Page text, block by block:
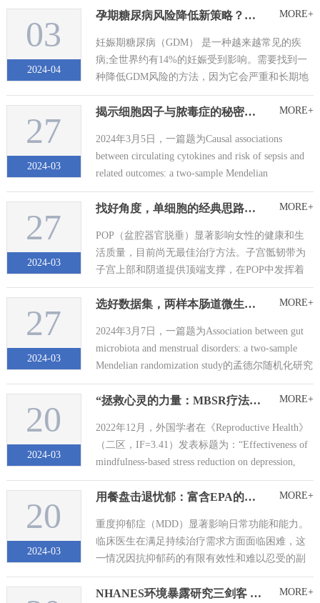
治疗方案，为患者提供更精准的医疗服务。然
一个至关重要的阶段——变...
03
2024-04
孕期糖尿病风险降低新策略？超重孕妇鱼油与益生菌干预效果揭秘 MORE+
妊娠期糖尿病（GDM） 是一种越来越常见的疾
病;全世界约有14%的妊娠受到影响。需要找到一
种降低GDM风险的方法，因为它会严重和长期地
影响母亲和孩子的健康。由于GDM明显与肥胖有
关，因此降低风险的干预措施通常侧重于生活方
结果，强调了新的预防方法的必要...
27
2024-03
揭示细胞因子与脓毒症的秘密：孟德尔随机化研究的新发现 MORE+
2024年3月5日，一篇题为Causal associations
between circulating cytokines and risk of sepsis and
related outcomes: a two-sample Mendelian
randomization study的孟德尔随机化研...
27
2024-03
找好角度，单细胞的经典思路也能上岸！！！ MORE+
POP（盆腔器官脱垂）显著影响女性的健康和生
活质量，目前尚无最佳治疗方法。子宫骶韧带为
子宫上部和阴道提供顶端支撑，在POP中发挥着
不可或缺的作用。尽管POP已被广泛研究，但其
关键机制尚未完全阐明。特别是，免疫细胞（包
POP病理学中的作用尚不清楚。 那么今天...
27
2024-03
选好数据集，两样本肠道微生物还能发！ MORE+
2024年3月7日，一篇题为Association between gut
microbiota and menstrual disorders: a two-sample
Mendelian randomization study的孟德尔随机化研究
论文发...
20
2024-03
“拯救心灵的力量：MBSR疗法助您摆脱流产后的抑郁与焦虑” MORE+
2022年12月，外国学者在《Reproductive Health》
（二区，IF=3.41）发表标题为：“Effectiveness of
mindfulness-based stress reduction on depression,
anxiety, and stress of women with ...
20
2024-03
用餐盘击退忧郁：富含EPA的饮食如何对抗抑郁 MORE+
重度抑郁症（MDD）显著影响日常功能和能力。
临床医生在满足持续治疗需求方面面临困难，这
一情况因抗抑郁药的有限有效性和难以忍受的副
作用而加剧，导致患者遵医行为差。标准治疗方
案下，只有约60%的患者对抗抑郁药有明显反
NHANES环境暴露研究三剑客 | 第三剑：中介效应分析 MORE+